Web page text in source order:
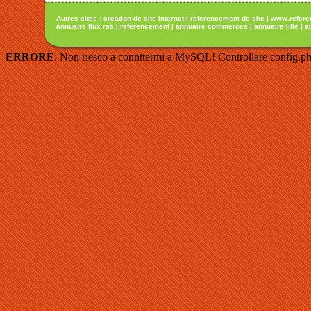
Autres sites : creation de site internet| referencement de site |
annuaire flux rss | referencement| annuaire commerces | annuaire lille |
ERRORE: Non riesco a connttermi a MySQL! Controllare